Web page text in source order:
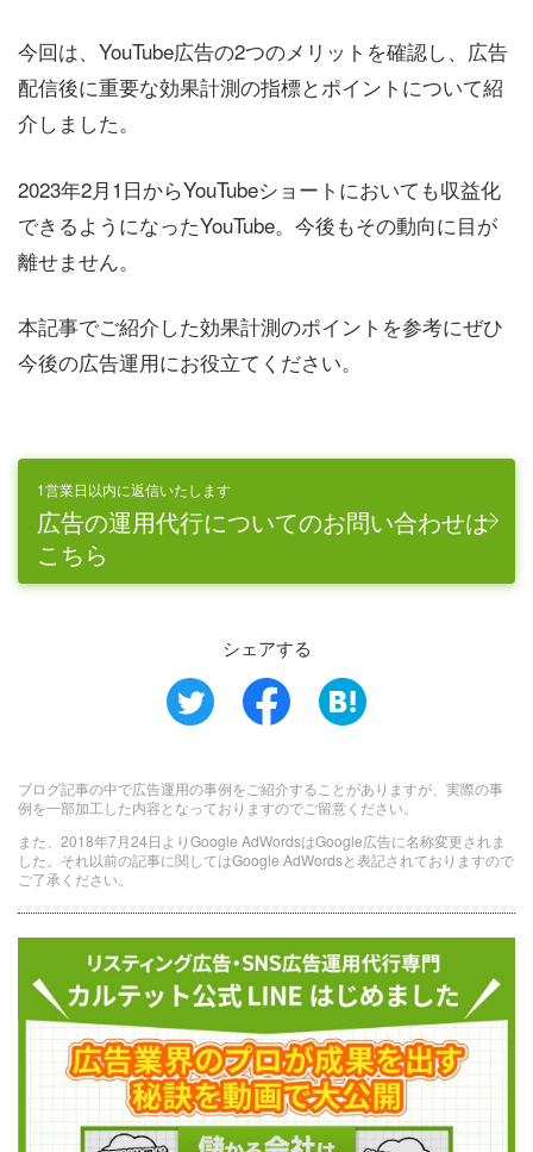
今回は、YouTube広告の2つのメリットを確認し、広告
配信後に重要な効果計測の指標とポイントについて紹
介しました。
2023年2月1日からYouTubeショートにおいても収益化
できるようになったYouTube。今後もその動向に目が
離せません。
本記事でご紹介した効果計測のポイントを参考にぜひ
今後の広告運用にお役立てください。
1営業日以内に返信いたします
広告の運用代行についてのお問い合わせは
こちら
シェアする
ブログ記事の中で広告運用の事例をご紹介することがありますが、実際の事
例を一部加工した内容となっておりますのでご留意ください。
また、2018年7月24日よりGoogle AdWordsはGoogle広告に名称変更されま
した。それ以前の記事に関してはGoogle AdWordsと表記されておりますので
ご了承ください。